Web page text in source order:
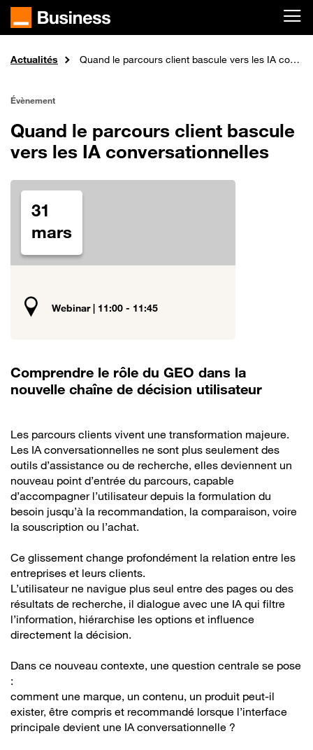
Passer au contenu principal
Accueil
Actualités Quand le parcours client bascule vers les IA conversationnelles
31
mars
Webinar | 11:00 - 11:45
Évènement
Quand le parcours client bascule
vers les IA conversationnelles
Comprendre le rôle du GEO dans la
nouvelle chaîne de décision utilisateur
Les parcours clients vivent une transformation majeure.
Les IA conversationnelles ne sont plus seulement des
outils d’assistance ou de recherche, elles deviennent un
nouveau point d’entrée du parcours, capable
d’accompagner l’utilisateur depuis la formulation du
besoin jusqu’à la recommandation, la comparaison, voire
la souscription ou l’achat.
Ce glissement change profondément la relation entre les
entreprises et leurs clients.
L’utilisateur ne navigue plus seul entre des pages ou des
résultats de recherche, il dialogue avec une IA qui filtre
l’information, hiérarchise les options et influence
directement la décision.
Dans ce nouveau contexte, une question centrale se pose
:
comment une marque, un contenu, un produit peut-il
exister, être compris et recommandé lorsque l’interface
principale devient une IA conversationnelle ?